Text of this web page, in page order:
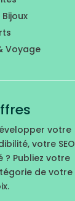
Voyage
votre
votre SEO
Publiez votre
de votre